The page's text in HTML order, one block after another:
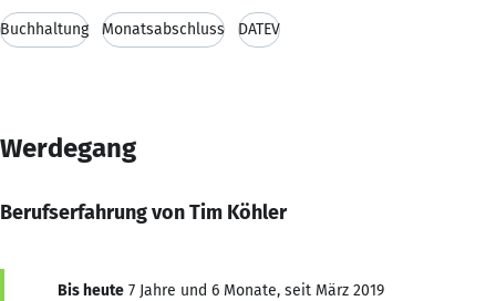
Buchhaltung Monatsabschluss DATEV
Werdegang
Berufserfahrung von Tim Köhler
Bis heute 7 Jahre und 6 Monate, seit März 2019